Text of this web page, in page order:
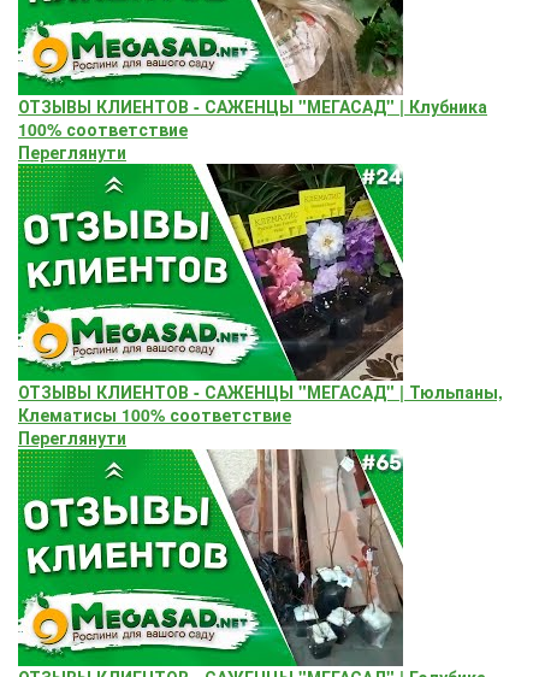
ОТЗЫВЫ КЛИЕНТОВ - САЖЕНЦЫ "МЕГАСАД" | Клубника
100% соответствие
Переглянути
ОТЗЫВЫ КЛИЕНТОВ - САЖЕНЦЫ "МЕГАСАД" | Тюльпаны,
Клематисы 100% соответствие
Переглянути